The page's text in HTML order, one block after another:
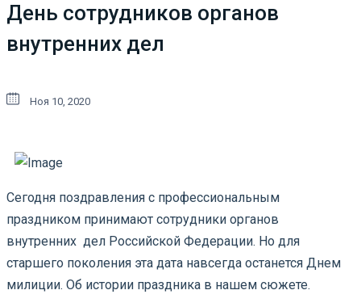
День сотрудников органов
внутренних дел
Ноя 10, 2020
Сегодня поздравления с профессиональным
праздником принимают сотрудники органов
внутренних дел Российской Федерации. Но для
старшего поколения эта дата навсегда останется Днем
милиции. Об истории праздника в нашем сюжете.